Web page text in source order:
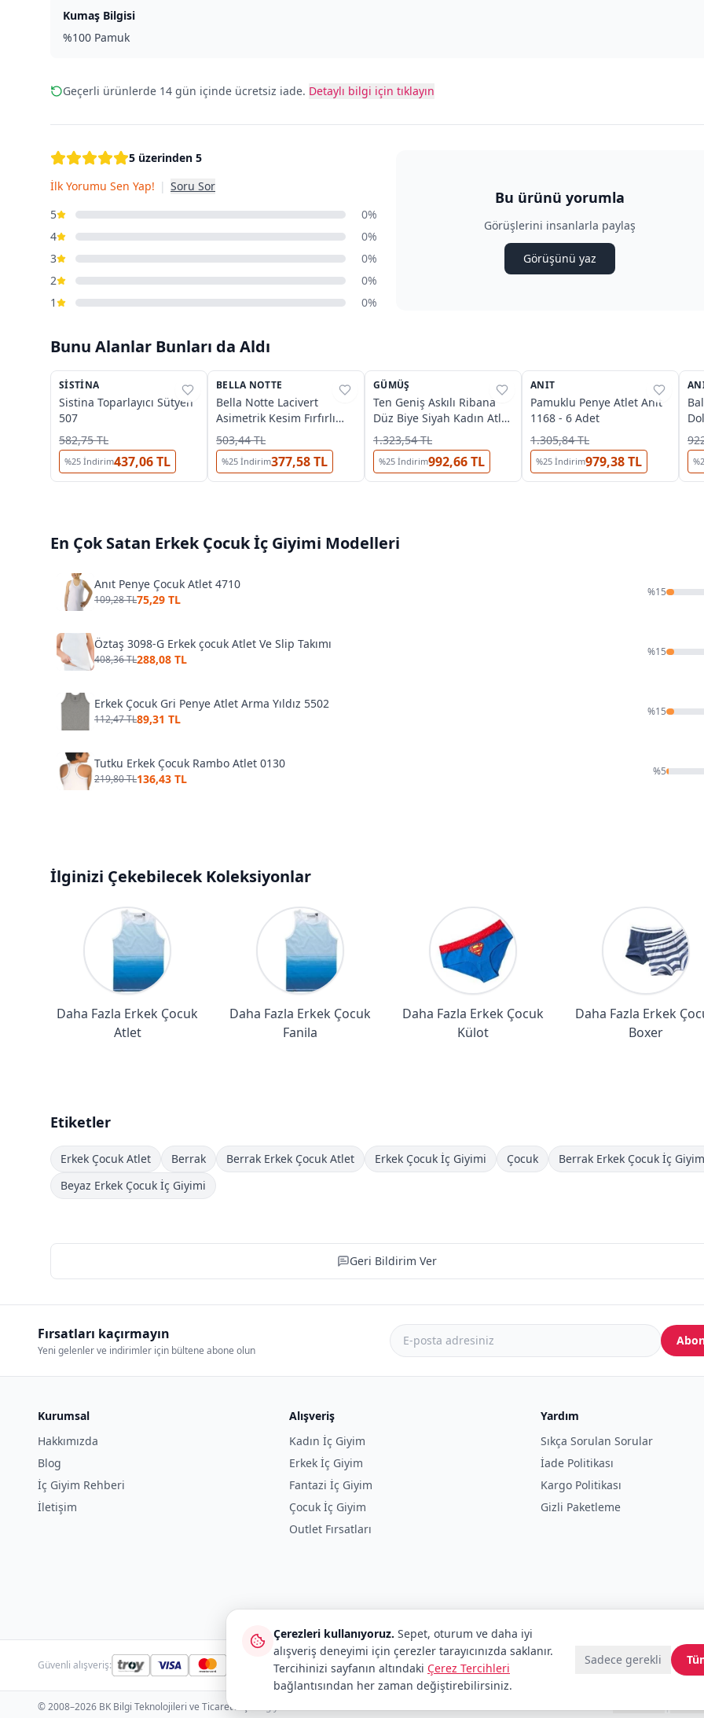
Kumaş Bilgisi
%100 Pamuk
Geçerli ürünlerde 14 gün içinde ücretsiz iade. Detaylı bilgi için tıklayın
5 üzerinden 5
İlk Yorumu Sen Yap! | Soru Sor
5
0%
4
0%
3
0%
2
0%
1
0%
Bu ürünü yorumla
Görüşlerini insanlarla paylaş
Görüşünü yaz
Bunu Alanlar Bunları da Aldı
%37
SISTINA
Sistina Toparlayıcı Sütyen
507
582,75 TL
%25 İndirim437,06 TL
%76
BELLA NOTTE
Bella Notte Lacivert
Asimetrik Kesim Fırfırlı
Gecelik 15620
503,44 TL
%25 İndirim377,58 TL
%34
GÜMÜŞ
Ten Geniş Askılı Ribana
Düz Biye Siyah Kadın Atlet
Gümüş 4024 - 6 Adet
1.323,54 TL
%25 İndirim992,66 TL
%31
ANIT
Pamuklu Penye Atlet Anıt
1168 - 6 Adet
1.305,84 TL
%25 İndirim979,38 TL
%
%
En Çok Satan Erkek Çocuk İç Giyimi Modelleri
Anıt Penye Çocuk Atlet 4710
109,28 TL75,29 TL
%15
Öztaş 3098-G Erkek çocuk Atlet Ve Slip Takımı
408,36 TL288,08 TL
%15
Erkek Çocuk Gri Penye Atlet Arma Yıldız 5502
112,47 TL89,31 TL
%15
Tutku Erkek Çocuk Rambo Atlet 0130
219,80 TL136,43 TL
%5
İlginizi Çekebilecek Koleksiyonlar
Daha Fazla Erkek Çocuk
Atlet
Daha Fazla Erkek Çocuk
Fanila
Daha Fazla Erkek Çocuk
Külot
Daha Fazla Erkek
Boxer
Etiketler
Erkek Çocuk Atlet Berrak Berrak Erkek Çocuk Atlet Erkek Çocuk İç Giyimi Çocuk
Berrak Erkek Çocuk İç
Beyaz Erkek Çocuk İç Giyimi
Geri Bildirim Ver
Fırsatları kaçırmayın
Yeni gelenler ve indirimler için bültene abone olun
Kurumsal
Hakkımızda
Blog
İç Giyim Rehberi
İletişim
Alışveriş
Kadın İç Giyim
Erkek İç Giyim
Fantazi İç Giyim
Çocuk İç Giyim
Outlet Fırsatları
Yardım
Sıkça Sorulan Sorular
İade Politikası
Kargo Politikası
Gizli Paketleme
Güvenli alışveriş:
© 2008–2026 BK Bilgi Teknolojileri ve Ticaret A.Ş.
Çerezleri kullanıyoruz. Sepet, oturum ve daha iyi
alışveriş deneyimi için çerezler tarayıcınızda saklanır.
Tercihinizi sayfanın altındaki Çerez Tercihleri
bağlantısından her zaman değiştirebilirsiniz.
Sadece gerekli